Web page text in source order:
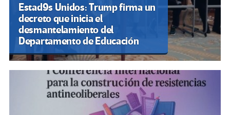
Estad9s Unidos: Trump firma un
decreto que inicia el
desmantelamiento del
Departamento de Educación